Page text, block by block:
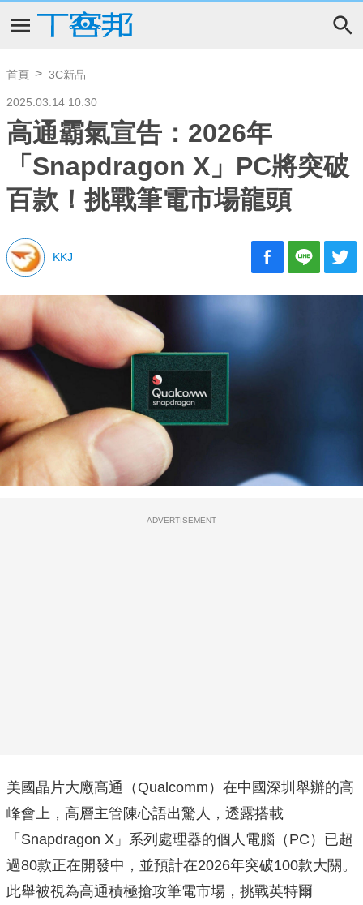
首頁 3C新品
2025.03.14 10:30
高通霸氣宣告：2026年
「Snapdragon X」PC將突破
百款！挑戰筆電市場龍頭
KKJ
ADVERTISEMENT
美國晶片大廠高通（Qualcomm）在中國深圳舉辦的高
峰會上，高層主管陳心語出驚人，透露搭載
「Snapdragon X」系列處理器的個人電腦（PC）已超
過80款正在開發中，並預計在2026年突破100款大關。
此舉被視為高通積極搶攻筆電市場，挑戰英特爾